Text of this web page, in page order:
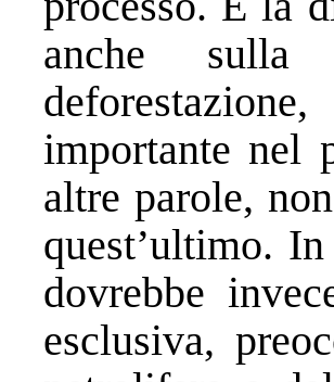
anche sulla
importante nel
altre parole,
quest’ultimo.
dovrebbe
esclusiva,